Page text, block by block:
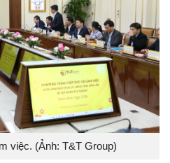
việc. (Ảnh: T&T Group)